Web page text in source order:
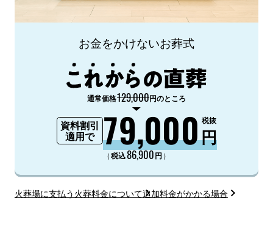
お金をかけないお葬式
通常価格129,000円のところ
資料割引
適用で
79,000円
税抜
（税込86,900円 ）
火葬場に支払う火葬料金について追加料金がかかる場合